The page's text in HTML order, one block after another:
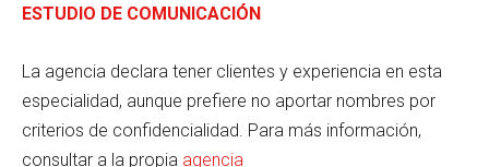
ESTUDIO DE COMUNICACIÓN
La agencia declara tener clientes y experiencia en esta
especialidad, aunque prefiere no aportar nombres por
criterios de confidencialidad. Para más información,
consultar a la propia agencia